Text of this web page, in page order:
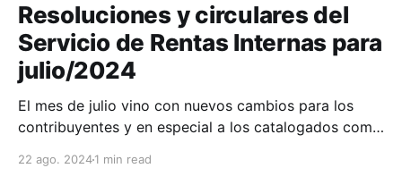
Resoluciones y circulares del
Servicio de Rentas Internas para
julio/2024
El mes de julio vino con nuevos cambios para los
contribuyentes y en especial a los catalogados como
establecen deberes formales como que están
22 ago. 20241 min read